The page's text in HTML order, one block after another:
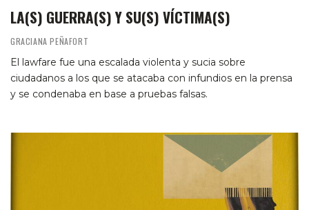
LA(S) GUERRA(S) Y SU(S) VÍCTIMA(S)
GRACIANA PEÑAFORT
El lawfare fue una escalada violenta y sucia sobre
ciudadanos a los que se atacaba con infundios en la prensa
y se condenaba en base a pruebas falsas.